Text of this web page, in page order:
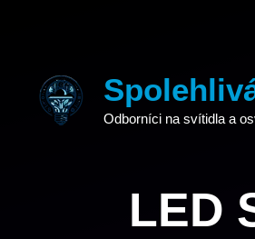
Odborníci na svítidla a
LED